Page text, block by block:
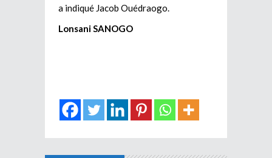
a indiqué Jacob Ouédraogo.
Lonsani SANOGO